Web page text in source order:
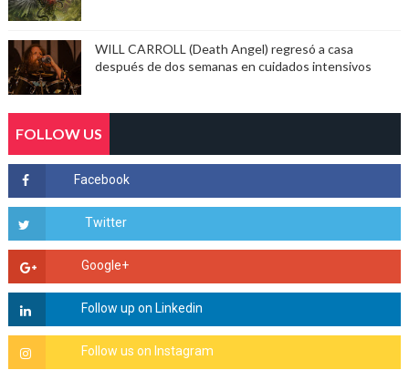
WILL CARROLL (Death Angel) regresó a casa
después de dos semanas en cuidados intensivos
FOLLOW US